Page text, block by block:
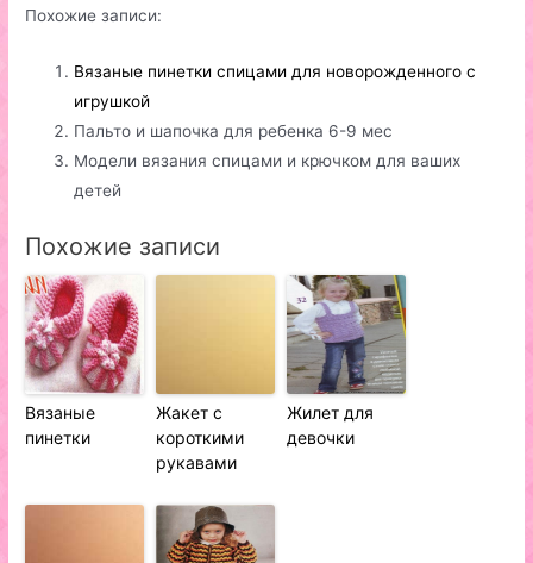
Похожие записи:
Вязаные пинетки спицами для новорожденного с
игрушкой
Пальто и шапочка для ребенка 6-9 мес
Модели вязания спицами и крючком для ваших
детей
Похожие записи
Вязаные
пинетки
Жакет с
короткими
рукавами
Жилет для
девочки